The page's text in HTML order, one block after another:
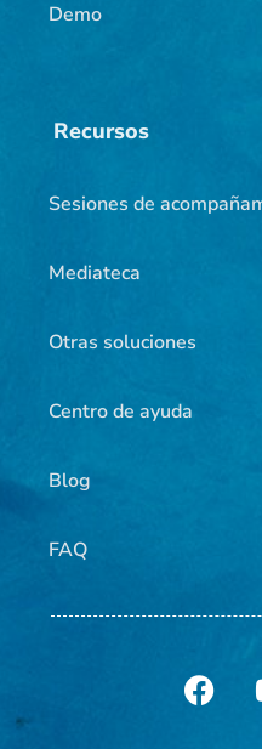
Demo
Recursos
Sesiones de
Mediateca
Otras soluciones
Centro de ayuda
Blog
FAQ